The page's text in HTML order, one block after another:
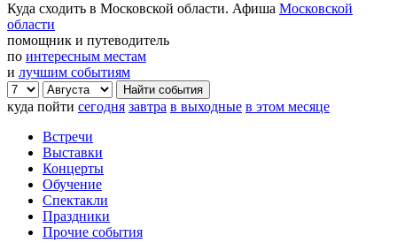
Куда сходить в Московской области. Афиша Московской
области
помощник и путеводитель
по интересным местам
и лучшим событиям
куда пойти сегодня завтра в выходные в этом месяце
Встречи
Выставки
Концерты
Обучение
Спектакли
Праздники
Прочие события